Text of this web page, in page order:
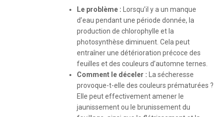
Le problème : Lorsqu’il y a un manque
d’eau pendant une période donnée, la
production de chlorophylle et la
photosynthèse diminuent. Cela peut
entraîner une détérioration précoce des
feuilles et des couleurs d’automne ternes.
Comment le déceler :
La sécheresse
provoque-t-elle des couleurs prématurées ?
Elle peut effectivement amener le
jaunissement ou le brunissement du